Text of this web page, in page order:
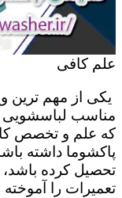
علم کافی
یکی از مهم ترین
مناسب لباسشویی
که علم و تخصص
پاکشوما داشته
تحصیل کرده
تعمیرات را آموخته